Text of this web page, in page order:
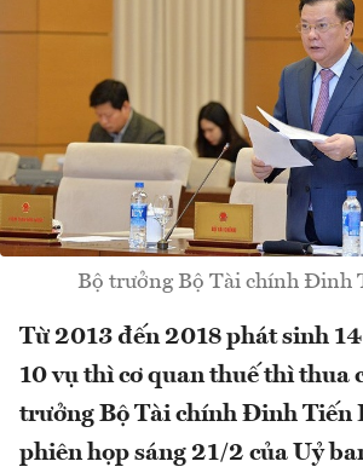
Bộ trưởng Bộ Tài chính Đinh
Từ 2013 đến 2018 phát sinh
10 vụ thì cơ quan thuế thì thua
trưởng Bộ Tài chính Đinh Tiến
phiên họp sáng 21/2 của Uỷ